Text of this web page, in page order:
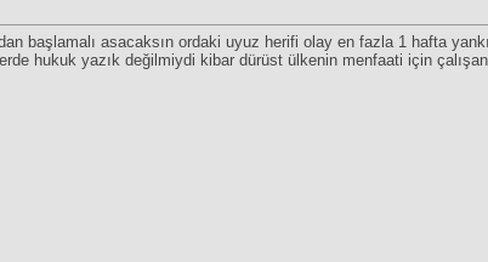
başlamalı asacaksın ordaki uyuz herifi olay en fazla 1 hafta
hukuk yazık değilmiydi kibar dürüst ülkenin menfaati için